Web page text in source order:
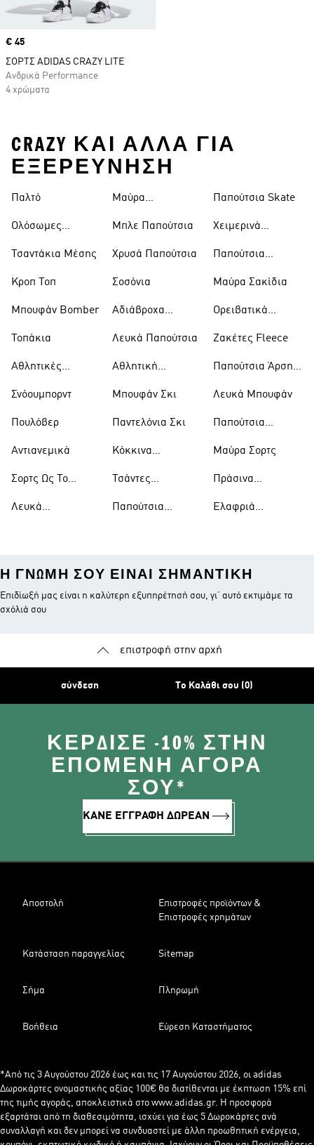
Price
€ 45
ΣΟΡΤΣ ADIDAS CRAZY LITE
Ανδρικά Performance
4 χρώματα
CRAZY ΚΑΙ ΑΛΛΑ ΓΙΑ
ΕΞΕΡΕΥΝΗΣΗ
Παλτό
Ολόσωμες
Τσαντάκια Μέσης
Κροπ Τοπ
Μπουφάν Bomber
Τοπάκια
Αθλητικές
Σνόουμπορντ
Πουλόβερ
Αντιανεμικά
Σορτς Ως Το
Λευκά
Μαύρα
Μπλε Παπούτσια
Χρυσά Παπούτσια
Σοσόνια
Αδιάβροχα
Λευκά Παπούτσια
Αθλητική
Μπουφάν Σκι
Παντελόνια Σκι
Κόκκινα
Τσάντες
Παπούτσια
Παπούτσια Skate
Χειμερινά
Παπούτσια
Μαύρα Σακίδια
Ορειβατικά
Ζακέτες Fleece
Παπούτσια Άρσης
Λευκά Μπουφάν
Παπούτσια
Μαύρα Σορτς
Πράσινα
Ελαφριά
Η ΓΝΏΜΗ ΣΟΥ ΕΊΝΑΙ ΣΗΜΑΝΤΙΚΉ
Επιδίωξή μας είναι η καλύτερη εξυπηρέτησή σου, γι’ αυτό εκτιμάμε τα
σχόλιά σου
επιστροφή στην αρχή
σύνδεση Το Καλάθι σου (0)
ΚΈΡΔΙΣΕ -10% ΣΤΗΝ
ΕΠΌΜΕΝΗ ΑΓΟΡΆ
ΣΟΥ*
ΚΑΝΕ ΕΓΓΡΑΦΗ ΔΩΡΕΑΝ
Αποστολή
Επιστροφές προϊόντων &
Επιστροφές χρημάτων
Κατάσταση παραγγελίας Sitemap
Σήμα Πληρωμή
Βοήθεια Εύρεση Καταστήματος
*Από τις 3 Αυγούστου 2026 έως και τις 17 Αυγούστου 2026, οι adidas
Δωροκάρτες ονομαστικής αξίας 100€ θα διατίθενται με έκπτωση 15% επί
της τιμής αγοράς, αποκλειστικά στο www.adidas.gr. Η προσφορά
εξαρτάται από τη διαθεσιμότητα, ισχύει για έως 5 Δωροκάρτες ανά
συναλλαγή και δεν μπορεί να συνδυαστεί με άλλη προωθητική ενέργεια,